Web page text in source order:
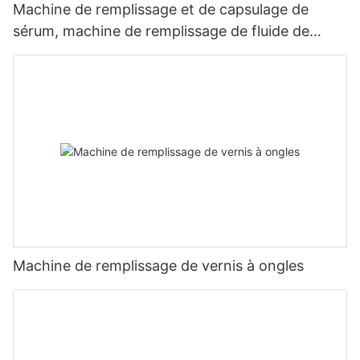
Machine de remplissage et de capsulage de
sérum, machine de remplissage de fluide de
préservation cellulaire
Machine de remplissage de vernis à ongles